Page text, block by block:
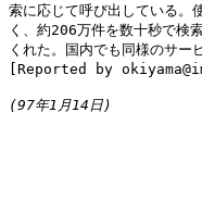
索に応じて呼び出している。
く、約206万件を数十秒で検
くれた。国内でも同様のサー
[Reported by
(97年1月14日)